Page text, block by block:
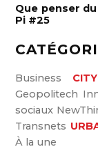
Que penser
Pi #25
Business
Geopolitech
sociaux
Transnets
À la une